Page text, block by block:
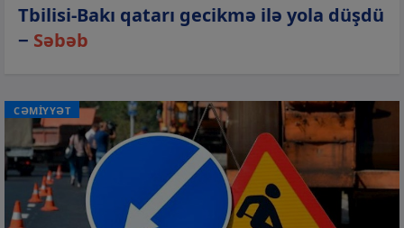
Tbilisi-Bakı qatarı gecikmə ilə yola düşdü
− Səbəb
CƏMİYYƏT